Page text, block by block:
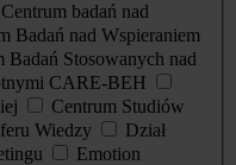
Centrum badań nad
Badań nad Wspieraniem
Badań Stosowanych nad
CARE-BEH
Centrum Studiów
Wiedzy
Dział
Emotion